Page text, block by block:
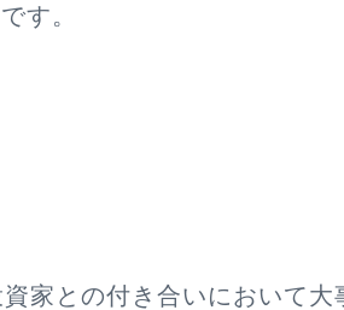
す。
家との付き合いにおいて大